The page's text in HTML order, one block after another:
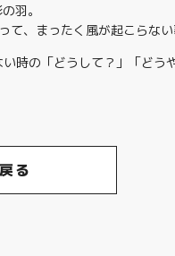
羽。
、まったく風が起こらない
時の「どうして？」「どう
る